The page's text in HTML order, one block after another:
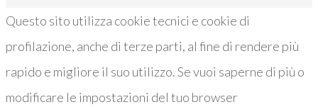
Questo sito utilizza cookie tecnici e cookie di
profilazione, anche di terze parti, al fine di rendere più
rapido e migliore il suo utilizzo. Se vuoi saperne di più o
modificare le impostazioni del tuo browser